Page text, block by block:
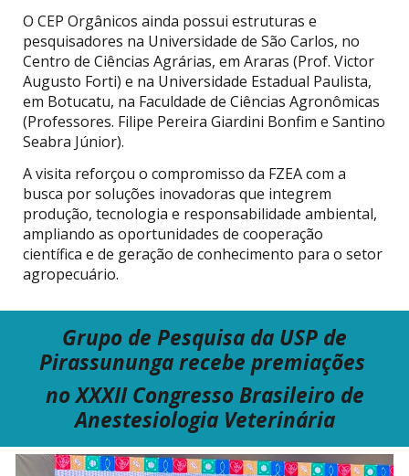
O CEP Orgânicos ainda possui estruturas e
pesquisadores na Universidade de São Carlos, no
Centro de Ciências Agrárias, em Araras (Prof. Victor
Augusto Forti) e na Universidade Estadual Paulista,
em Botucatu, na Faculdade de Ciências Agronômicas
(Professores. Filipe Pereira Giardini Bonfim e Santino
Seabra Júnior).
A visita reforçou o compromisso da FZEA com a
busca por soluções inovadoras que integrem
produção, tecnologia e responsabilidade ambiental,
ampliando as oportunidades de cooperação
científica e de geração de conhecimento para o setor
agropecuário.
Grupo de Pesquisa da USP de
Pirassununga recebe premiações
noXXXII Congresso Brasileiro de
Anestesiologia Veterinária